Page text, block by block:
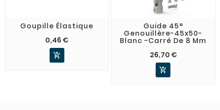
Goupille Élastique
0,46 €

Guide 45°
Genouillère-45x50-
Blanc -Carré De 8 Mm
26,70 €
